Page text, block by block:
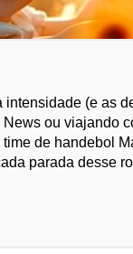
(e as
ou viajando
de handebol
parada desse